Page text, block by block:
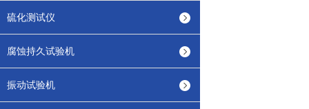
硫化测试仪
腐蚀持久试验机
振动试验机